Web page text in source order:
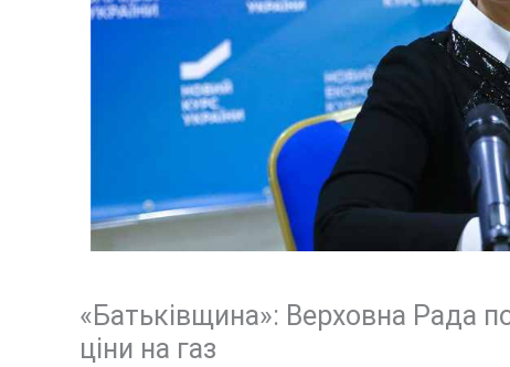
«Батьківщина»: Верховна Рада
ціни на газ